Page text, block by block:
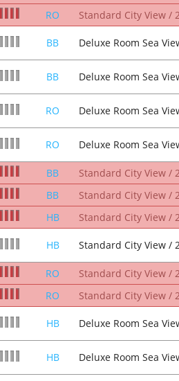
RO Standard City View /
BB Deluxe Room Sea
BB Deluxe Room Sea
RO Deluxe Room Sea
RO Deluxe Room Sea
BB Standard City View /
BB Standard City View /
HB Standard City View /
HB Standard City View /
RO Standard City View /
RO Standard City View /
HB Deluxe Room Sea
HB Deluxe Room Sea